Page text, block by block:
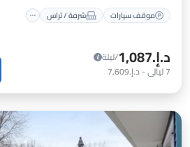
موقف سيارات
شرفة / تراس
د.إ.‏1,087
/ليلة
7ليالي- د.إ.‏7,609